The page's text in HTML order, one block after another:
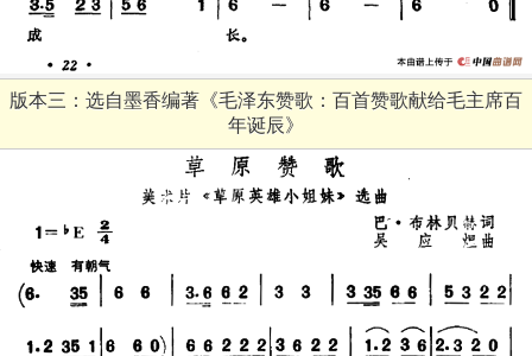
版本三：选自墨香编著《毛泽东赞歌：百首赞歌献给毛主席百
年诞辰》